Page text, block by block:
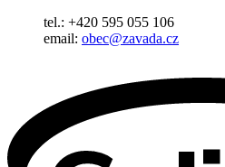
tel.: +420 595 055 106
email: obec@zavada.cz